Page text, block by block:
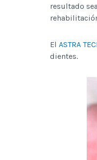
resultado
El ASTRA
dientes.